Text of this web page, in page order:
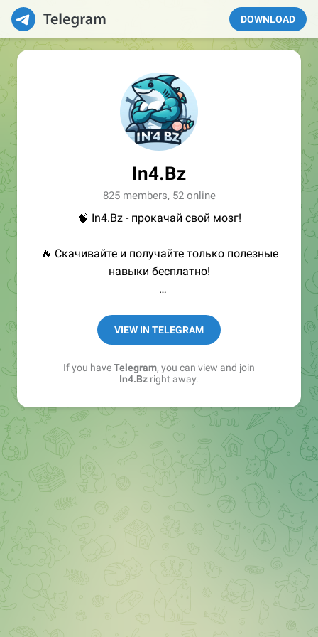
DOWNLOAD
In4.Bz
825 members, 52 online
🧠 In4.Bz - прокачай свой мозг!
🔥 Скачивайте и получайте только полезные
навыки бесплатно!
➖ in4.bz/
➖ https://t.me/in4bz
➖ twitter.com/bz_in4
➖ https://t.me/in4news
VIEW IN TELEGRAM
If you haveTelegram, you can view and join
In4.Bz right away.